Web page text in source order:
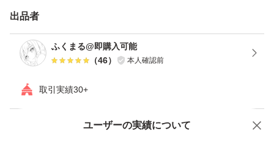
出品者
ふくまる@即購入可能
（46） 本人確認前
取引実績30+
ユーザーの実績について
価格の相談 商品への質問